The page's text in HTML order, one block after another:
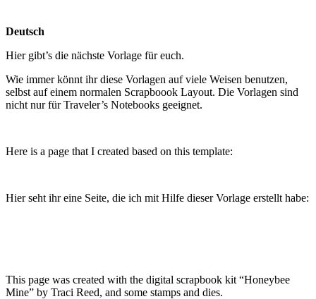
Deutsch
Hier gibt’s die nächste Vorlage für euch.
Wie immer könnt ihr diese Vorlagen auf viele Weisen benutzen,
selbst auf einem normalen Scrapboook Layout. Die Vorlagen sind
nicht nur für Traveler’s Notebooks geeignet.
Here is a page that I created based on this template:
Hier seht ihr eine Seite, die ich mit Hilfe dieser Vorlage erstellt habe:
This page was created with the digital scrapbook kit “Honeybee
Mine” by Traci Reed, and some stamps and dies.